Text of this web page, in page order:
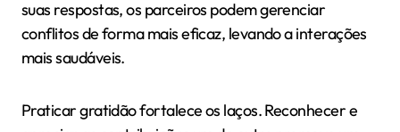
suas respostas, os parceiros podem gerenciar
conflitos de forma mais eficaz, levando a interações
mais saudáveis.
Praticar gratidão fortalece os laços. Reconhecer e